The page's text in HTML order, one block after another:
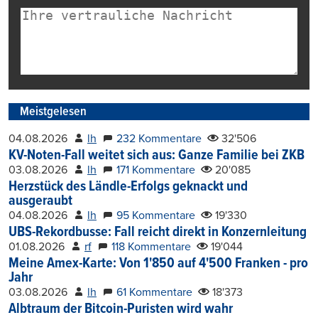
Meistgelesen
04.08.2026 lh 232 Kommentare 32'506
KV-Noten-Fall weitet sich aus: Ganze Familie bei ZKB
03.08.2026 lh 171 Kommentare 20'085
Herzstück des Ländle-Erfolgs geknackt und
ausgeraubt
04.08.2026 lh 95 Kommentare 19'330
UBS-Rekordbusse: Fall reicht direkt in Konzernleitung
01.08.2026 rf 118 Kommentare 19'044
Meine Amex-Karte: Von 1'850 auf 4'500 Franken - pro
Jahr
03.08.2026 lh 61 Kommentare 18'373
Albtraum der Bitcoin-Puristen wird wahr